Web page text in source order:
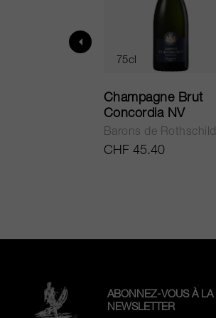
75cl
Champagne Brut
Concordia NV
Barons de Rothschild
CHF 45.40
ABONNEZ-VOUS À LA
NEWSLETTER